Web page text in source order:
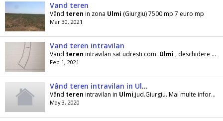
Vand teren
Vând teren in zona Ulmi (Giurgiu) 7500 mp 7 euro mp
Mar 30, 2021
Vand teren intravilan
Vand teren intravilan sat udresti com. Ulmi , deschidere 12m suprafata 800m
Feb 1, 2021
Vând teren intravilan in Ulmi, Giurgiu
Vând teren intravilan in Ulmi,jud.Giurgiu. Mai multe informatii,la telefon.
May 3, 2020